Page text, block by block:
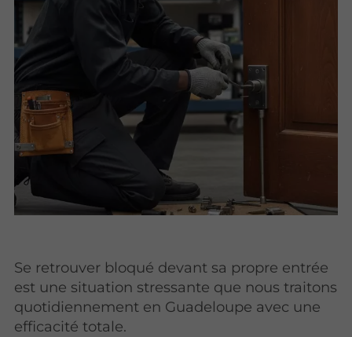
Se retrouver bloqué devant sa propre entrée
est une situation stressante que nous traitons
quotidiennement en Guadeloupe avec une
efficacité totale.